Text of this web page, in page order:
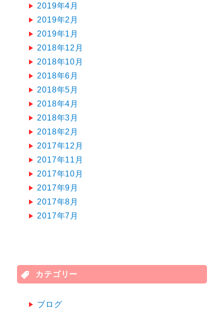
2019年4月
2019年2月
2019年1月
2018年12月
2018年10月
2018年6月
2018年5月
2018年4月
2018年3月
2018年2月
2017年12月
2017年11月
2017年10月
2017年9月
2017年8月
2017年7月
カテゴリー
ブログ